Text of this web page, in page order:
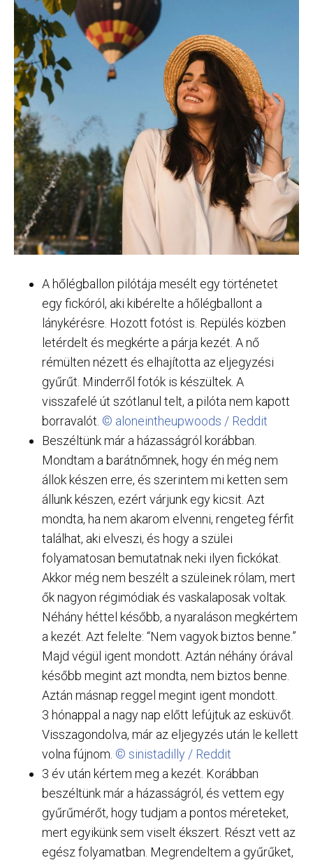
A hőlégballon pilótája mesélt egy történetet
egy fickóról, aki kibérelte a hőlégballont a
lánykérésre. Hozott fotóst is. Repülés közben
letérdelt és megkérte a párja kezét. A nő
rémülten nézett és elhajította az eljegyzési
gyűrűt. Minderről fotók is készültek. A
visszafelé út szótlanul telt, a pilóta nem kapott
borravalót. © aloneintheupwoods / Reddit
Beszéltünk már a házasságról korábban.
Mondtam a barátnőmnek, hogy én még nem
állok készen erre, és szerintem mi ketten sem
állunk készen, ezért várjunk egy kicsit. Azt
mondta, ha nem akarom elvenni, rengeteg férfit
találhat, aki elveszi, és hogy a szülei
folyamatosan bemutatnak neki ilyen fickókat.
Akkor még nem beszélt a szüleinek rólam, mert
ők nagyon régimódiak és vaskalaposak voltak.
Néhány héttel később, a nyaraláson megkértem
a kezét. Azt felelte: “Nem vagyok biztos benne.”
Majd végül igent mondott. Aztán néhány órával
később megint azt mondta, nem biztos benne.
Aztán másnap reggel megint igent mondott.
3 hónappal a nagy nap előtt lefújtuk az esküvőt.
Visszagondolva, már az eljegyzés után le kellett
volna fújnom. © sinistadilly / Reddit
3 év után kértem meg a kezét. Korábban
beszéltünk már a házasságról, és vettem egy
gyűrűmérőt, hogy tudjam a pontos méreteket,
mert egyikünk sem viselt ékszert. Részt vett az
egész folyamatban. Megrendeltem a gyűrűket,